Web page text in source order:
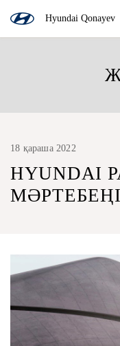
Hyundai Qonayev
18 қараша 2022
HYUNDAI